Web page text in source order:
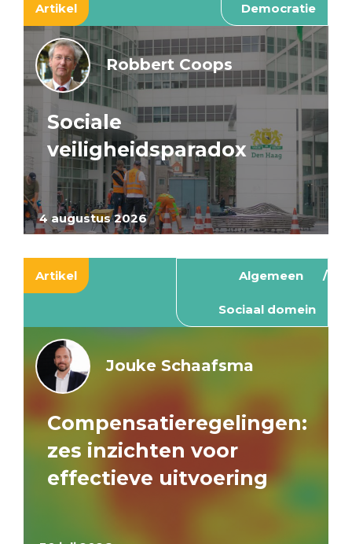
Artikel Democratie
4 augustus 2026
Robbert Coops
Sociale
veiligheidsparadox
Artikel Algemeen
Sociaal domein
Jouke Schaafsma
Compensatieregelingen:
zes inzichten voor
effectieve uitvoering